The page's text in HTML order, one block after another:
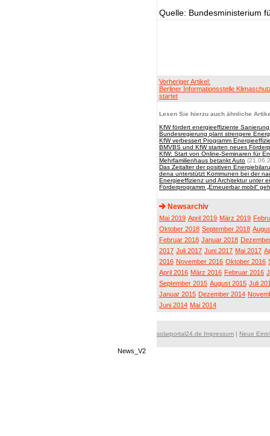
Quelle: Bundesministerium
Vorheriger Artikel:
Berliner Informationsstelle
startet
Lesen Sie hierzu auch ähnliche
KfW fördert energieeffiziente
Bundesregierung plant strengere
KfW verbessert Programm
BMVBS und KfW starten neues
KfW: Start von Online-Seminaren für
Mehrfamilienhaus betankt Auto
Das Zeitalter der positiven
dena unterstützt Kommunen bei der
Energieeffizienz und Architektur unter
Förderprogramm „Erneuerbar mobil“
Newsarchiv
Mai 2019 April 2019 März 2019
Oktober 2018 September 2018
Februar 2018 Januar 2018
2017 Juli 2017 Juni 2017 Mai 2017
2016 November 2016 Oktober 2016
April 2016 März 2016 Februar 2016
September 2015 August 2015 Juli
Januar 2015 Dezember 2014
Juni 2014 Mai 2014
solarportal24.de Impressum | Neue
News_V2